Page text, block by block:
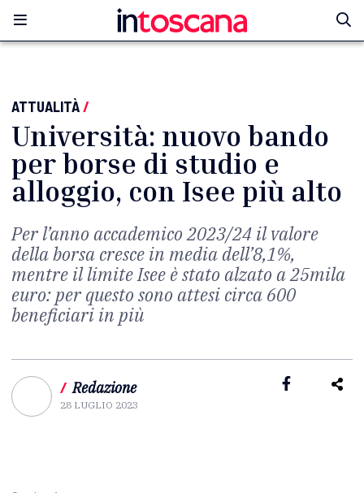
ATTUALITÀ/
Università: nuovo bando
per borse di studio e
alloggio, con Isee più alto
Per l’anno accademico 2023/24 il valore
della borsa cresce in media dell’8,1%,
mentre il limite Isee è stato alzato a 25mila
euro: per questo sono attesi circa 600
beneficiari in più
/ Redazione
28 LUGLIO 2023